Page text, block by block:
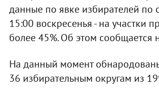
данные по явке избирателей по
15:00 воскресенья - на участки
более 45%. Об этом сообщается
На данный момент
36 избирательным округам из